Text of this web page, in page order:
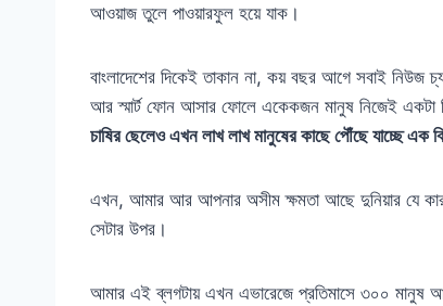
আওয়াজ তুলে পাওয়ারফুল হয়ে যাক।
বাংলাদেশের দিকেই তাকান না, কয় বছর আগে সবাই নিউজ
আর স্মার্ট ফোন আসার ফোলে একেকজন মানুষ নিজেই একটা
চাষির ছেলেও এখন লাখ লাখ মানুষের কাছে পৌঁছে যাচ্ছে এক
এখন, আমার আর আপনার অসীম ক্ষমতা আছে দুনিয়ার যে
সেটার উপর।
আমার এই ব্লগটায় এখন এভারেজে প্রতিমাসে ৩০০ মানুষ